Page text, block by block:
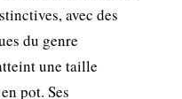
avec des
du genre
une taille
pot. Ses